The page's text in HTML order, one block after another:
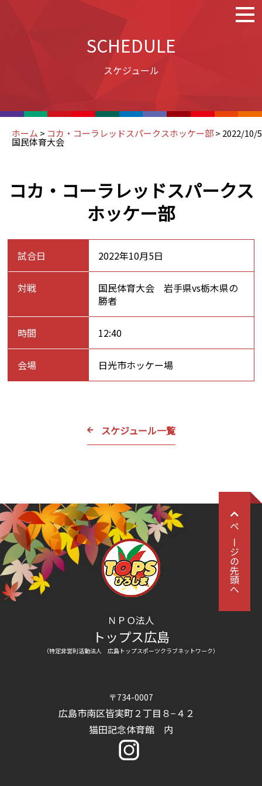
SCHEDULE
スケジュール
ホーム > コカ・コーラレッドスパークスホッケー部> 2022/10/5
国民体育大会
コカ・コーラレッドスパークス
ホッケー部
試合日 2022年10月5日
対戦
国民体育大会 岩手県vs栃木県の
勝者
時間 12:40
会場 日光市ホッケー場
スケジュール一覧
ページの先頭へ
ＮＰＯ法人
トップス広島
（特定非営利活動法人 広島トップスポーツクラブネットワーク）
〒734-0007
広島市南区皆実町２丁目８−４２
猫田記念体育館 内